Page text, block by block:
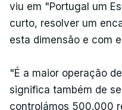
viu em "Portugal um
curto, resolver um
esta dimensão e com
"É a maior operação
significa também de
controlámos 500.000